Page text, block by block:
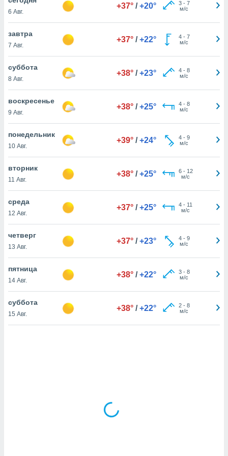
действия
на веб-
основе.
нашей
cookie
в
ВЫ
равно
нашим
6 Авг.
+37° / +20° 3- 7
м/с
завтра
7 Авг.
+37° / +22° 4- 7
м/с
суббота
8 Авг.
+38° / +23° 4- 8
м/с
воскресенье
9 Авг.
+38° / +25° 4- 8
м/с
понедельник
10 Авг.
+39° / +24° 4- 9
м/с
вторник
11 Авг.
+38° / +25° 6- 12
м/с
среда
12 Авг.
+37° / +25° 4- 11
м/с
четверг
13 Авг.
+37° / +23° 4- 9
м/с
пятница
14 Авг.
+38° / +22° 3- 8
м/с
суббота
15 Авг.
+38° / +22° 2- 8
м/с